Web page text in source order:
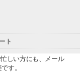
ト
しい方にも、メール
す。